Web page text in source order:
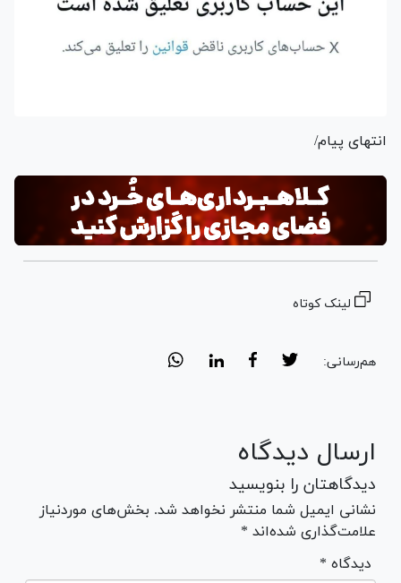
انتهای پیام/
لینک کوتاه
هم‌رسانی:
ارسال دیدگاه
دیدگاهتان را بنویسید
نشانی ایمیل شما منتشر نخواهد شد. بخش‌های موردنیاز
علامت‌گذاری شده‌اند *
* دیدگاه